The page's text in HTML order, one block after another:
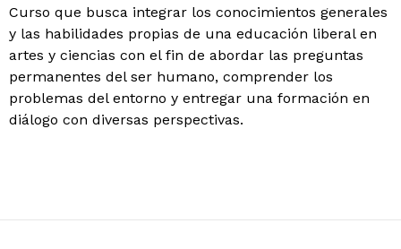
Curso que busca integrar los conocimientos generales
y las habilidades propias de una educación liberal en
artes y ciencias con el fin de abordar las preguntas
permanentes del ser humano, comprender los
problemas del entorno y entregar una formación en
diálogo con diversas perspectivas.